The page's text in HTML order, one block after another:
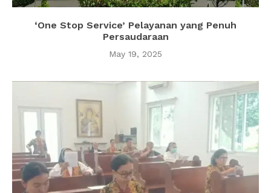
‘One Stop Service’ Pelayanan yang Penuh
Persaudaraan
May 19, 2025